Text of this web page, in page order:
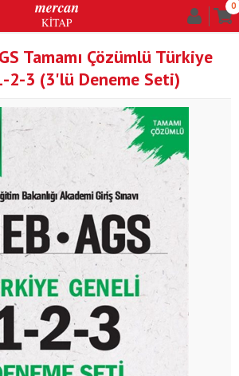
0
Tamamı Çözümlü Türkiye
2-3 (3'lü Deneme Seti)